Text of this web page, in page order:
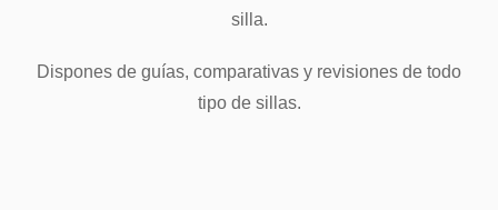
silla.
Dispones de guías, comparativas y revisiones de todo
tipo de sillas.